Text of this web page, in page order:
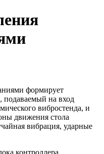
формирует
подаваемый на вход
вибростенда, и
движения стола
вибрация, ударные
контроллера,